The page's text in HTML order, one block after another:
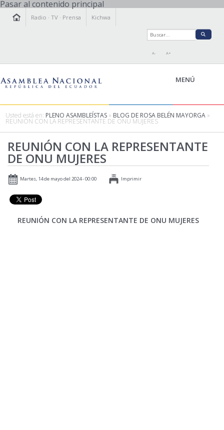
Pasar al contenido principal
Radio ·TV · Prensa Kichwa
A- A+
MENÚ
LEGISLAMOS
FISCALIZAMOS
TRANSPARENCIA
PRENSA
PARTICIPACIÓN
AGENDA
Usted está en: PLENO ASAMBLEÍSTAS » BLOG DE ROSA BELÉN MAYORGA »
REUNIÓN CON LA REPRESENTANTE DE ONU MUJERES
REUNIÓN CON LA REPRESENTANTE
DE ONU MUJERES
Martes, 14 de mayo del 2024 - 00:00 Imprimir
REUNIÓN CON LA REPRESENTANTE DE ONU MUJERES